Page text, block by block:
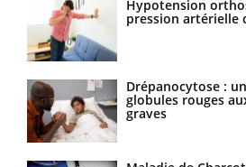
Hypotension
pression artérielle
Drépanocytose :
globules rouges
graves